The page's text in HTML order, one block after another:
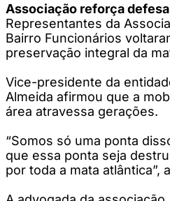
Associação reforça defesa
Representantes da
Bairro Funcionários
preservação integral da
Vice-presidente da
Almeida afirmou que a
área atravessa gerações.
“Somos só uma ponta
que essa ponta seja
por toda a mata atlântica”,